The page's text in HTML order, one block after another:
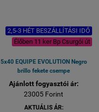
2,5-3 HÉT BESZÁLLÍTÁSI IDŐ
Élőben 11 ker Bp Csurgói út
5x40 EQUIPE EVOLUTION Negro
brillo fekete csempe
Ajánlott fogyasztói ár:
23005 Forint
AKTUÁLIS ÁR: